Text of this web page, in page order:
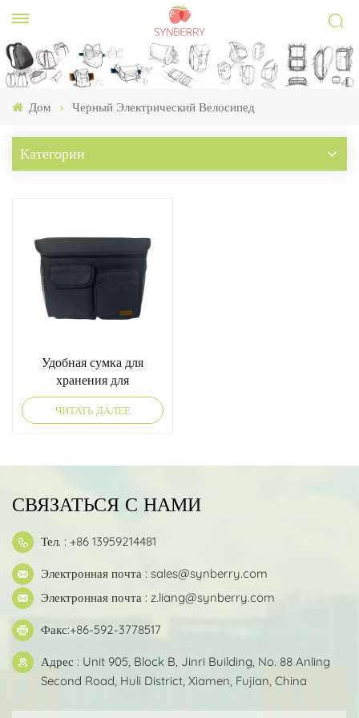
Дом Черный Электрический Велосипед
Категории
Удобная сумка для
хранения для
электрического коляска
для инвалидного коляска
ЧИТАТЬ ДАЛЕЕ
СВЯЗАТЬСЯ С НАМИ
Тел. : +86 13959214481
Электронная почта : sales@synberry.com
Электронная почта : z.liang@synberry.com
Факс:+86-592-3778517
Адрес : Unit 905, Block B, Jinri Building, No. 88 Anling
Second Road, Huli District, Xiamen, Fujian, China